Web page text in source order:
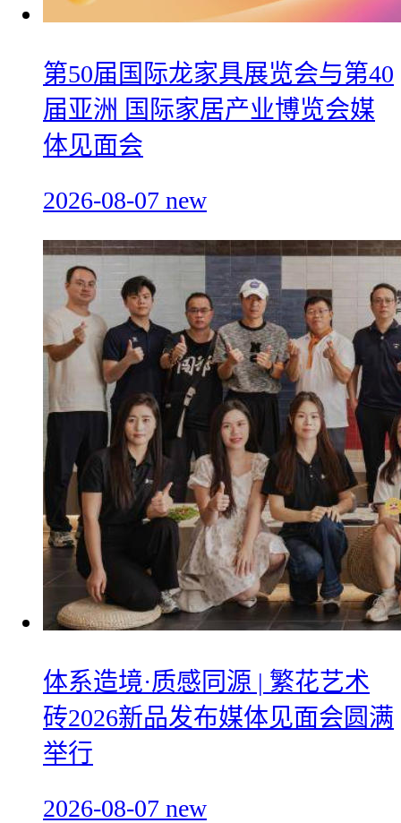
第50届国际龙家具展览会与第40
届亚洲 国际家居产业博览会媒
体见面会
2026-08-07 new
体系造境·质感同源 | 繁花艺术
砖2026新品发布媒体见面会圆满
举行
2026-08-07 new